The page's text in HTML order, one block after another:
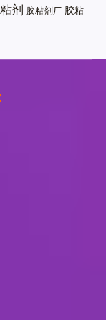
剂 胶粘剂厂 胶粘